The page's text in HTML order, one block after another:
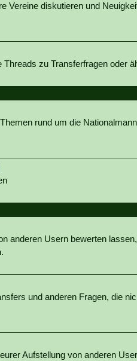
Vereine diskutieren und
zu Transferfragen oder
rund um die
anderen Usern bewerten
und anderen Fragen, die
Aufstellung von anderen